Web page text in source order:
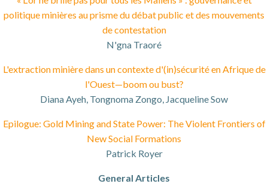
politique minières au prisme du débat public et des mouvements
de contestation
N'gna Traoré
L'extraction minière dans un contexte d'(in)sécurité en Afrique de
l'Ouest—boom ou bust?
Diana Ayeh, Tongnoma Zongo, Jacqueline Sow
Epilogue: Gold Mining and State Power: The Violent Frontiers of
New Social Formations
Patrick Royer
General Articles